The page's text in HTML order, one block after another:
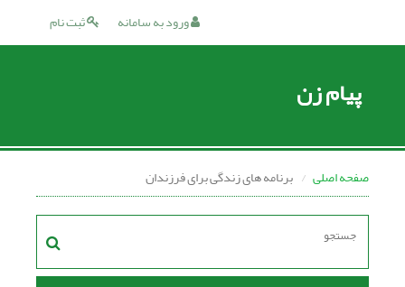
ثبت نام ورود به سامانه
پیام زن
صفحه اصلی برنامه های زندگی برای فرزندان